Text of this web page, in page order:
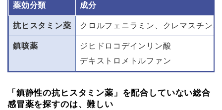
薬効分類 成分
抗ヒスタミン薬 クロルフェニラミン、クレマスチン
鎮咳薬
ジヒドロコデインリン酸
デキストロメトルファン
「鎮静性の抗ヒスタミン薬」を配合していない総合
感冒薬を探すのは、難しい